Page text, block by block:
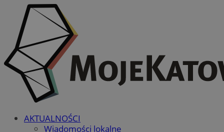
AKTUALNOŚCI
Wiadomości lokalne